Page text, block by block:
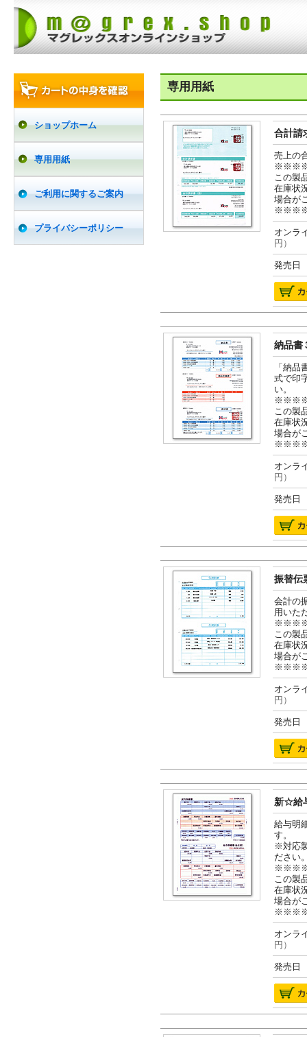
ショップホーム
専用用紙
ご利用に関するご案内
プライバシーポリシー
専用用紙
合計請
売上の
この製
在庫状
場合が
オン
円）
発売日
納品書
「納
式で印
い。
この製
在庫状
場合が
オン
円）
発売日
振替伝
会計の
用いた
この製
在庫状
場合が
オン
円）
発売日
新☆給
給与明
す。
※対応
ださい
この製
在庫状
場合が
オン
円）
発売日